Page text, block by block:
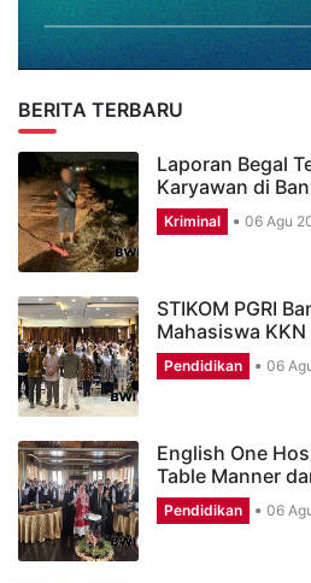
BERITA TERBARU
Laporan Begal
Karyawan di
Kriminal 06 Agu
STIKOM PGRI
Mahasiswa
Pendidikan 06
English One
Table Manner
Pendidikan 06